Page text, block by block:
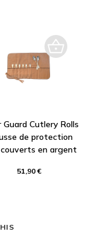
Guard Cutlery Rolls
de protection
en argent
51,90 €